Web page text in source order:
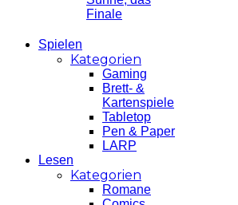
Spielen
Kategorien
Gaming
Brett- &
Kartenspiele
Tabletop
Pen & Paper
LARP
Lesen
Kategorien
Romane